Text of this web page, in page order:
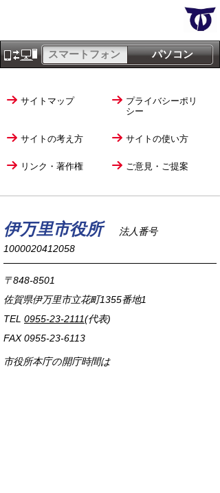
パソコン
スマートフォン
サイトマップ
プライバシーポリ
シー
サイトの考え方 サイトの使い方
リンク・著作権 ご意見・ご提案
伊万里市役所
法人番号
1000020412058
〒848-8501
佐賀県伊万里市立花町1355番地1
TEL 0955-23-2111(代表)
FAX 0955-23-6113
市役所本庁の開庁時間は